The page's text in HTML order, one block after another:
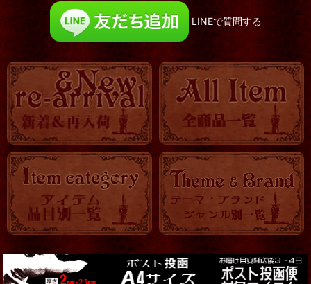
LINEで質問する